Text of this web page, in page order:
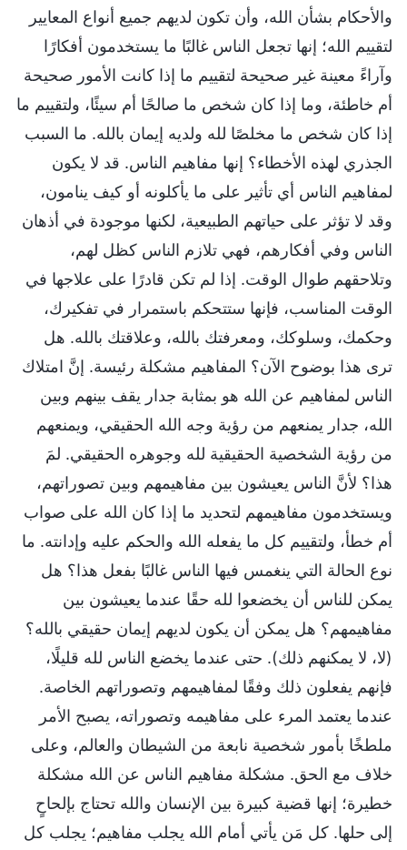
والأحكام بشأن الله، وأن تكون لديهم جميع أنواع المعايير
لتقييم الله؛ إنها تجعل الناس غالبًا ما يستخدمون أفكارًا
وآراءً معينة غير صحيحة لتقييم ما إذا كانت الأمور صحيحة
أم خاطئة، وما إذا كان شخص ما صالحًا أم سيئًا، ولتقييم ما
إذا كان شخص ما مخلصًا لله ولديه إيمان بالله. ما السبب
الجذري لهذه الأخطاء؟ إنها مفاهيم الناس. قد لا يكون
لمفاهيم الناس أي تأثير على ما يأكلونه أو كيف ينامون،
وقد لا تؤثر على حياتهم الطبيعية، لكنها موجودة في أذهان
الناس وفي أفكارهم، فهي تلازم الناس كظل لهم،
وتلاحقهم طوال الوقت. إذا لم تكن قادرًا على علاجها في
الوقت المناسب، فإنها ستتحكم باستمرار في تفكيرك،
وحكمك، وسلوكك، ومعرفتك بالله، وعلاقتك بالله. هل
ترى هذا بوضوح الآن؟ المفاهيم مشكلة رئيسة. إنَّ امتلاك
الناس لمفاهيم عن الله هو بمثابة جدار يقف بينهم وبين
الله، جدار يمنعهم من رؤية وجه الله الحقيقي، ويمنعهم
من رؤية الشخصية الحقيقية لله وجوهره الحقيقي. لمَ
هذا؟ لأنَّ الناس يعيشون بين مفاهيمهم وبين تصوراتهم،
ويستخدمون مفاهيمهم لتحديد ما إذا كان الله على صواب
أم خطأ، ولتقييم كل ما يفعله الله والحكم عليه وإدانته. ما
نوع الحالة التي ينغمس فيها الناس غالبًا بفعل هذا؟ هل
يمكن للناس أن يخضعوا لله حقًا عندما يعيشون بين
مفاهيمهم؟ هل يمكن أن يكون لديهم إيمان حقيقي بالله؟
(لا، لا يمكنهم ذلك). حتى عندما يخضع الناس لله قليلًا،
فإنهم يفعلون ذلك وفقًا لمفاهيمهم وتصوراتهم الخاصة.
عندما يعتمد المرء على مفاهيمه وتصوراته، يصبح الأمر
ملطخًا بأمور شخصية نابعة من الشيطان والعالم، وعلى
خلاف مع الحق. مشكلة مفاهيم الناس عن الله مشكلة
خطيرة؛ إنها قضية كبيرة بين الإنسان والله تحتاج بإلحاحٍ
إلى حلها. كل مَن يأتي أمام الله يجلب مفاهيم؛ يجلب كل